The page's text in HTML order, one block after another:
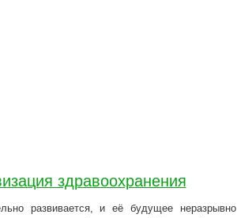
здравоохранения
развивается, и её будущее неразрывно